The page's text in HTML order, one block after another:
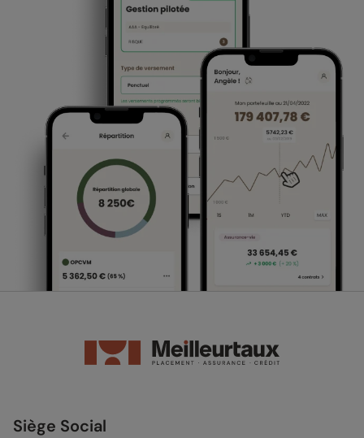
Siège Social